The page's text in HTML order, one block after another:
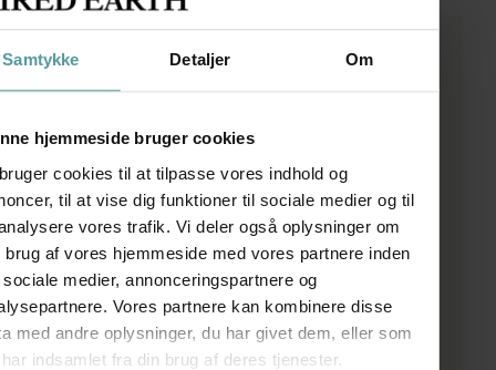
Samtykke Detaljer Om
hjemmeside bruger cookies
cookies til at tilpasse vores indhold og
til at vise dig funktioner til sociale medier og til
vores trafik. Vi deler også oplysninger om
brug af vores hjemmeside med vores partnere inden
medier, annonceringspartnere og
Vores partnere kan kombinere disse
med andre oplysninger, du har givet dem, eller som
indsamlet fra din brug af deres tjenester.
Bestilling
Herefter vender vi tilbage med et tilbud.